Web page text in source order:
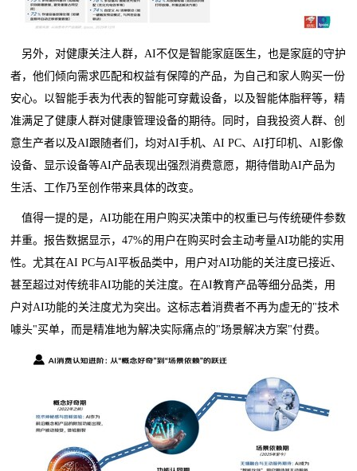
另外，对健康关注人群，AI不仅是智能家庭医生，也是家庭的守护
者，他们倾向需求匹配和权益有保障的产品，为自己和家人购买一份
安心。以智能手表为代表的智能可穿戴设备，以及智能体脂秤等，精
准满足了健康人群对健康管理设备的期待。同时，自我投资人群、创
意生产者以及AI跟随者们，均对AI手机、AI PC、AI打印机、AI影像
设备、显示设备等AI产品表现出强烈消费意愿，期待借助AI产品为
生活、工作乃至创作带来具体的改变。
值得一提的是，AI功能在用户购买决策中的权重已与传统硬件参数
并重。报告数据显示，47%的用户在购买时会主动考量AI功能的实用
性。尤其在AI PC与AI平板品类中，用户对AI功能的关注度已接近、
甚至超过对传统非AI功能的关注度。在AI教育产品等细分品类，用
户对AI功能的关注度尤为突出。这标志着消费者不再为虚无的"技术
噱头"买单，而是精准地为解决实际痛点的"场景解决方案"付费。